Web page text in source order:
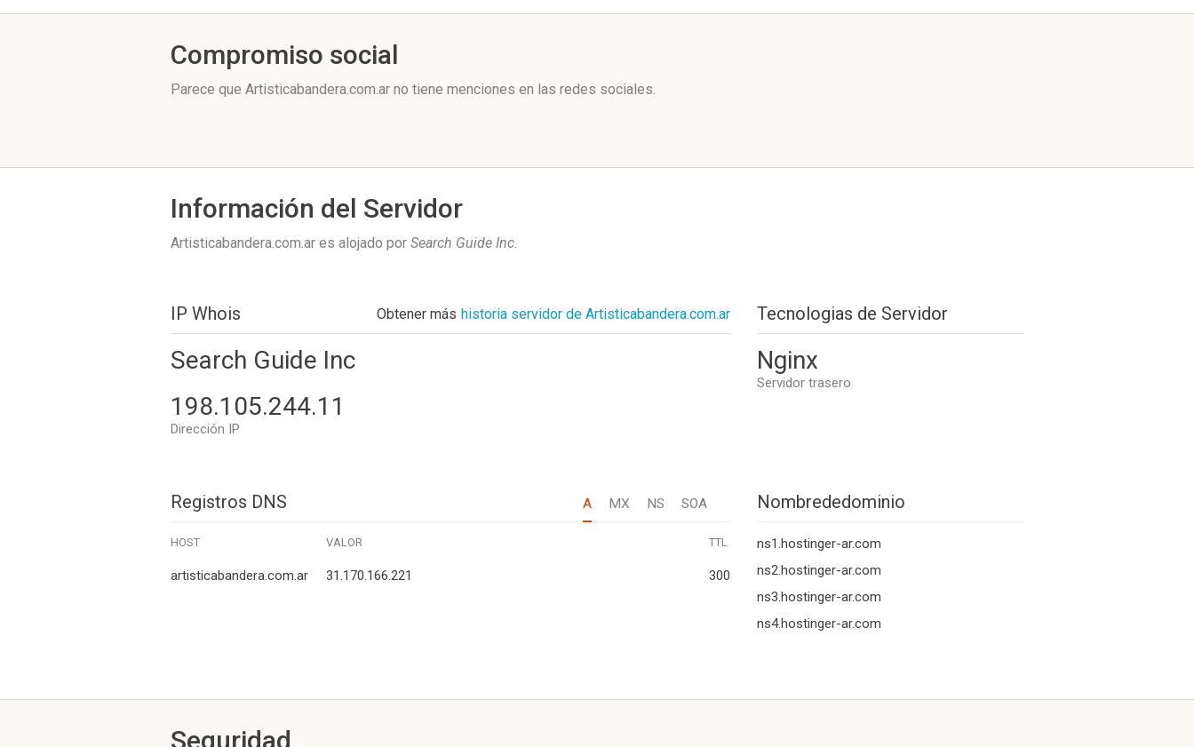
Compromiso social
Parece que Artisticabandera.com.ar no tiene menciones en las redes sociales.
Información del Servidor
Artisticabandera.com.ar es alojado por Search Guide Inc.
IP Whois Obtener más historia servidor de Artisticabandera.com.ar
Search Guide Inc
198.105.244.11
Dirección IP
Tecnologias de Servidor
Nginx
Servidor trasero
Registros DNS A MX NS SOA Nombrededominio
ns1.hostinger-ar.com
ns2.hostinger-ar.com
ns3.hostinger-ar.com
ns4.hostinger-ar.com
HOST VALOR TTL
artisticabandera.com.ar 31.170.166.221 300
Seguridad